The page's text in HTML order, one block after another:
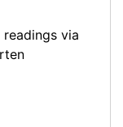
via